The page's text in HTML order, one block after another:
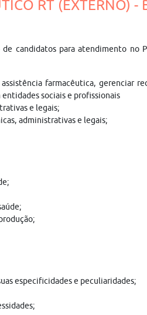
RT (EXTERNO) -
candidatos para atendimento no
farmacêutica, gerenciar
sociais e profissionais
e legais;
administrativas e legais;
especificidades e peculiaridades;